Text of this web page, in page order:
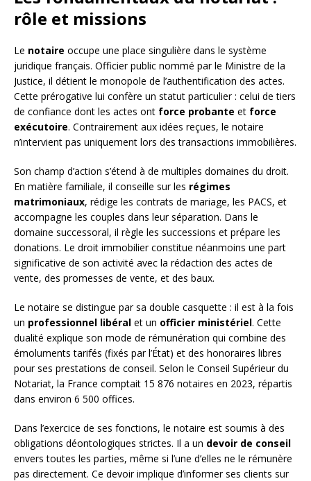
rôle et missions
Le notaire occupe une place singulière dans le système
juridique français. Officier public nommé par le Ministre de la
Justice, il détient le monopole de l’authentification des actes.
Cette prérogative lui confère un statut particulier : celui de tiers
de confiance dont les actes ont force probante et force
exécutoire. Contrairement aux idées reçues, le notaire
n’intervient pas uniquement lors des transactions immobilières.
Son champ d’action s’étend à de multiples domaines du droit.
En matière familiale, il conseille sur les régimes
matrimoniaux, rédige les contrats de mariage, les PACS, et
accompagne les couples dans leur séparation. Dans le
domaine successoral, il règle les successions et prépare les
donations. Le droit immobilier constitue néanmoins une part
significative de son activité avec la rédaction des actes de
vente, des promesses de vente, et des baux.
Le notaire se distingue par sa double casquette : il est à la fois
un professionnel libéral et un officier ministériel. Cette
dualité explique son mode de rémunération qui combine des
émoluments tarifés (fixés par l’État) et des honoraires libres
pour ses prestations de conseil. Selon le Conseil Supérieur du
Notariat, la France comptait 15 876 notaires en 2023, répartis
dans environ 6 500 offices.
Dans l’exercice de ses fonctions, le notaire est soumis à des
obligations déontologiques strictes. Il a un devoir de conseil
envers toutes les parties, même si l’une d’elles ne le rémunère
pas directement. Ce devoir implique d’informer ses clients sur